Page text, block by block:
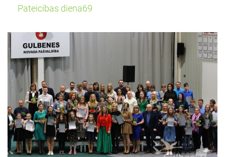
Pateicibas diena69